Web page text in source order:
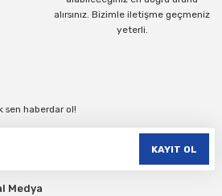
alırsınız. Bizimle iletişme geçmeniz
yeterli.
sen haberdar ol!
KAYIT OL
Medya